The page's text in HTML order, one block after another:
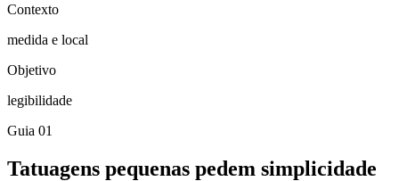
Contexto
medida e local
Objetivo
legibilidade
Guia 01
Tatuagens pequenas pedem simplicidade